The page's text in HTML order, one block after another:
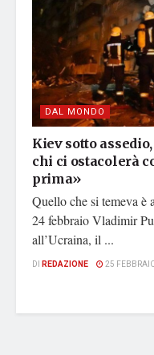
DAL MONDO
Kiev sotto
chi ci ostacolerà
prima»
Quello che si temeva è
24 febbraio Vladimir
all’Ucraina, il ...
DI REDAZIONE 25